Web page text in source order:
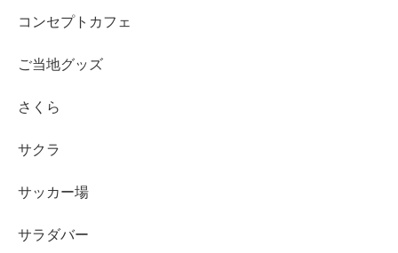
コンセプトカフェ
ご当地グッズ
さくら
サクラ
サッカー場
サラダバー